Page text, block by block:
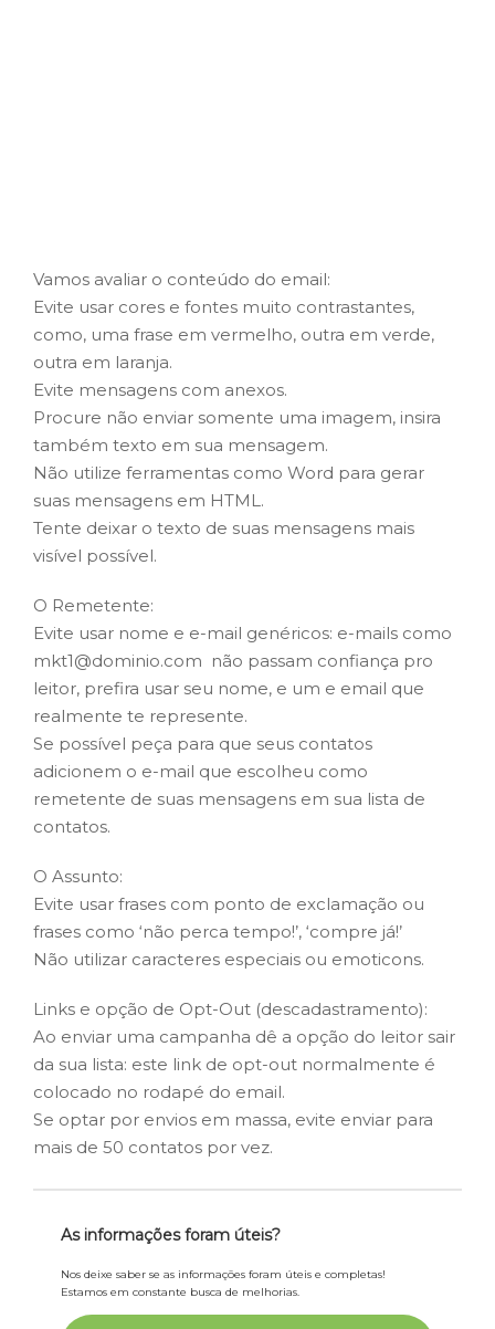
Vamos avaliar o conteúdo do email:
Evite usar cores e fontes muito contrastantes,
como, uma frase em vermelho, outra em verde,
outra em laranja.
Evite mensagens com anexos.
Procure não enviar somente uma imagem, insira
também texto em sua mensagem.
Não utilize ferramentas como Word para gerar
suas mensagens em HTML.
Tente deixar o texto de suas mensagens mais
visível possível.
O Remetente:
Evite usar nome e e-mail genéricos: e-mails como
mkt1@dominio.com não passam confiança pro
leitor, prefira usar seu nome, e um e email que
realmente te represente.
Se possível peça para que seus contatos
adicionem o e-mail que escolheu como
remetente de suas mensagens em sua lista de
contatos.
O Assunto:
Evite usar frases com ponto de exclamação ou
frases como ‘não perca tempo!’, ‘compre já!’
Não utilizar caracteres especiais ou emoticons.
Links e opção de Opt-Out (descadastramento):
Ao enviar uma campanha dê a opção do leitor sair
da sua lista: este link de opt-out normalmente é
colocado no rodapé do email.
Se optar por envios em massa, evite enviar para
mais de 50 contatos por vez.
As informações foram úteis?
Nos deixe saber se as informações foram úteis e completas!
Estamos em constante busca de melhorias.